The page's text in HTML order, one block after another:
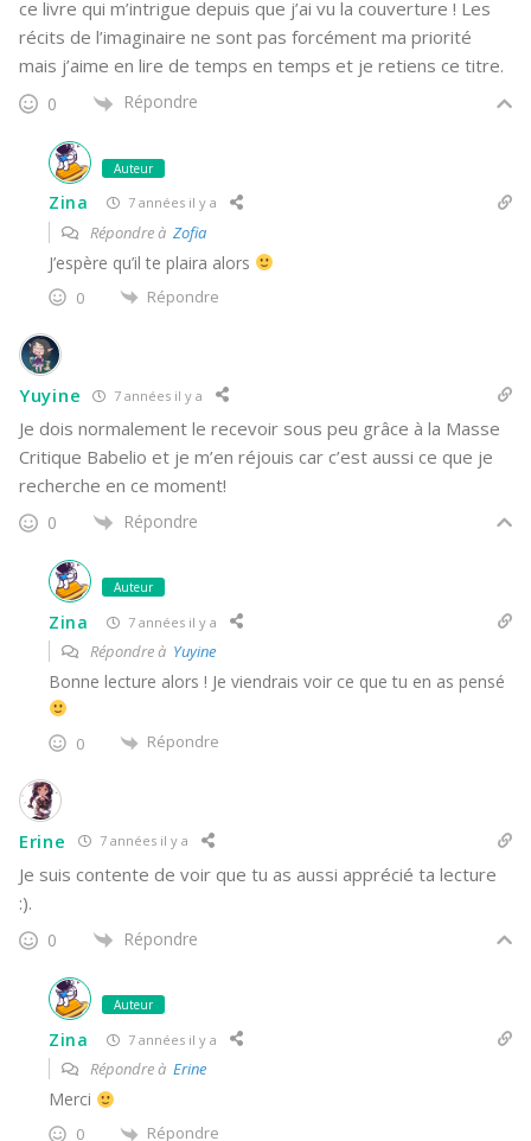
ce livre qui m’intrigue depuis que j’ai vu la couverture ! Les
récits de l’imaginaire ne sont pas forcément ma priorité
mais j’aime en lire de temps en temps et je retiens ce titre.
0 Répondre
Auteur
Zina 7 années il y a
Répondre à Zofia
J’espère qu’il te plaira alors
0 Répondre
Yuyine 7 années il y a
Je dois normalement le recevoir sous peu grâce à la Masse
Critique Babelio et je m’en réjouis car c’est aussi ce que je
recherche en ce moment!
0 Répondre
Auteur
Zina 7 années il y a
Répondre à Yuyine
Bonne lecture alors ! Je viendrais voir ce que tu en as pensé
0 Répondre
Erine 7 années il y a
Je suis contente de voir que tu as aussi apprécié ta lecture
:).
0 Répondre
Auteur
Zina 7 années il y a
Répondre à Erine
Merci
0 Répondre